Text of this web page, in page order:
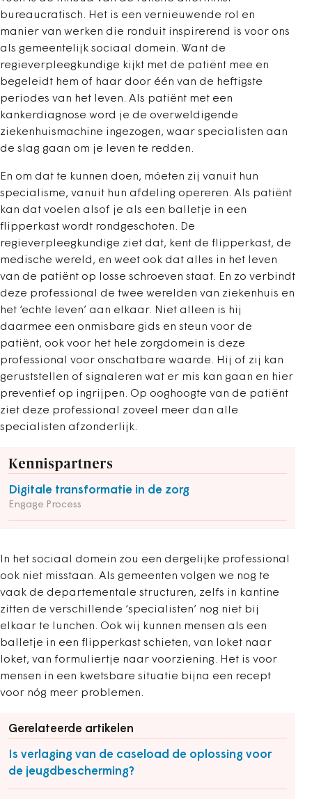
bureaucratisch. Het is een vernieuwende rol en
manier van werken die ronduit inspirerend is voor ons
als gemeentelijk sociaal domein. Want de
regieverpleegkundige kijkt met de patiënt mee en
begeleidt hem of haar door één van de heftigste
periodes van het leven. Als patiënt met een
kankerdiagnose word je de overweldigende
ziekenhuismachine ingezogen, waar specialisten aan
de slag gaan om je leven te redden.
En om dat te kunnen doen, móeten zij vanuit hun
specialisme, vanuit hun afdeling opereren. Als patiënt
kan dat voelen alsof je als een balletje in een
flipperkast wordt rondgeschoten. De
regieverpleegkundige ziet dat, kent de flipperkast, de
medische wereld, en weet ook dat alles in het leven
van de patiënt op losse schroeven staat. En zo verbindt
deze professional de twee werelden van ziekenhuis en
het ‘echte leven’ aan elkaar. Niet alleen is hij
daarmee een onmisbare gids en steun voor de
patiënt, ook voor het hele zorgdomein is deze
professional voor onschatbare waarde. Hij of zij kan
geruststellen of signaleren wat er mis kan gaan en hier
preventief op ingrijpen. Op ooghoogte van de patiënt
ziet deze professional zoveel meer dan alle
specialisten afzonderlijk.
Kennispartners
Digitale transformatie in de zorg
Engage Process
In het sociaal domein zou een dergelijke professional
ook niet misstaan. Als gemeenten volgen we nog te
vaak de departementale structuren, zelfs in kantine
zitten de verschillende ‘specialisten’ nog niet bij
elkaar te lunchen. Ook wij kunnen mensen als een
balletje in een flipperkast schieten, van loket naar
loket, van formuliertje naar voorziening. Het is voor
mensen in een kwetsbare situatie bijna een recept
voor nóg meer problemen.
Gerelateerde artikelen
Is verlaging van de caseload de oplossing voor
de jeugdbescherming?